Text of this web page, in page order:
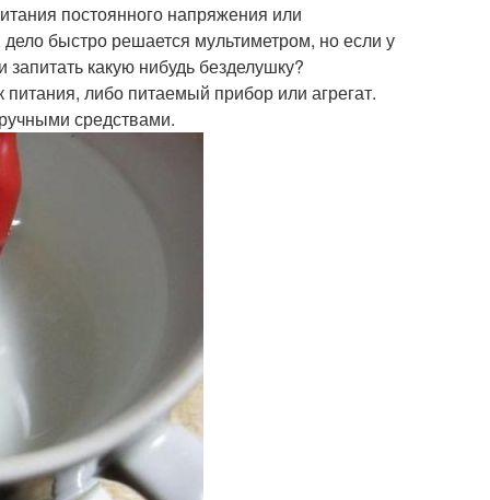
постоянного напряжения или
быстро решается мультиметром, но если у
какую нибудь безделушку?
либо питаемый прибор или агрегат.
средствами.